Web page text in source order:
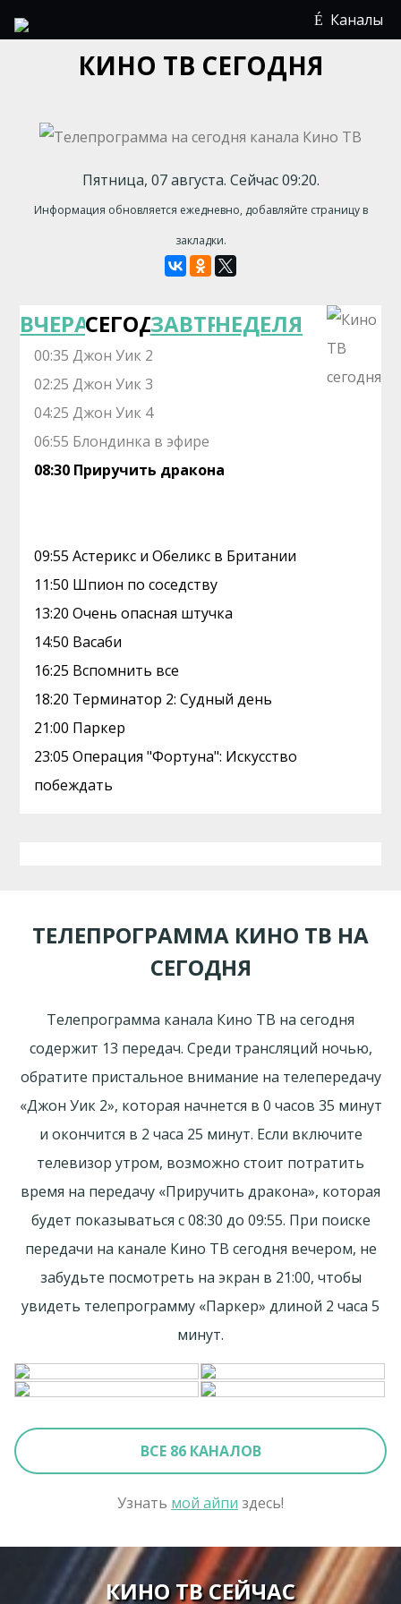
Каналы
КИНО ТВ СЕГОДНЯ
Пятница, 07 августа. Сейчас 09:20.
Информация обновляется ежедневно, добавляйте страницу в
закладки.
ВЧЕРАСЕГОДНЯЗАВТРАНЕДЕЛЯ
00:35 Джон Уик 2
02:25 Джон Уик 3
04:25 Джон Уик 4
06:55 Блондинка в эфире
08:30 Приручить дракона
09:55 Астерикс и Обеликс в Британии
11:50 Шпион по соседству
13:20 Очень опасная штучка
14:50 Васаби
16:25 Вспомнить все
18:20 Терминатор 2: Судный день
21:00 Паркер
23:05 Операция "Фортуна": Искусство
побеждать
ТЕЛЕПРОГРАММА КИНО ТВ НА
СЕГОДНЯ
Телепрограмма канала Кино ТВ на сегодня
содержит 13 передач. Среди трансляций ночью,
обратите пристальное внимание на телепередачу
«Джон Уик 2», которая начнется в 0 часов 35 минут
и окончится в 2 часа 25 минут. Если включите
телевизор утром, возможно стоит потратить
время на передачу «Приручить дракона», которая
будет показываться с 08:30 до 09:55. При поиске
передачи на канале Кино ТВ сегодня вечером, не
забудьте посмотреть на экран в 21:00, чтобы
увидеть телепрограмму «Паркер» длиной 2 часа 5
минут.
ВСЕ 86 КАНАЛОВ
Узнать мой айпи здесь!
КИНО ТВ СЕЙЧАС